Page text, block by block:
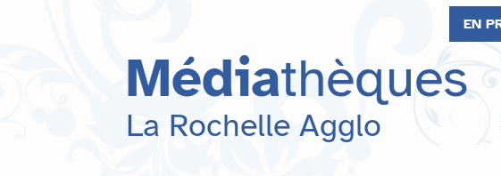
recherche
EN
Médiathèques
La Rochelle Agglo